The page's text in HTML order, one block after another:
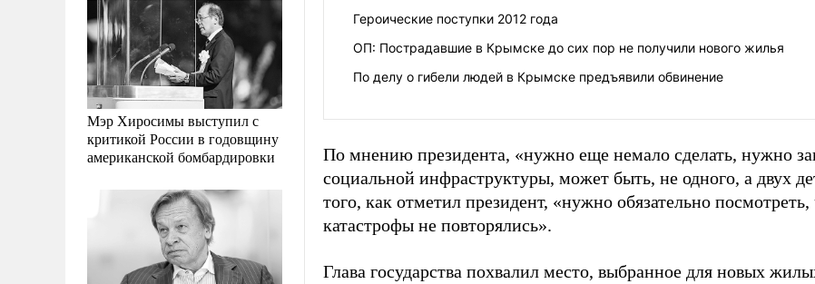
Мэр Хиросимы выступил с
критикой России в годовщину
американской бомбардировки
Героические поступки 2012 года
ОП: Пострадавшие в Крымске до сих пор не получили нового жилья
По делу о гибели людей в Крымске предъявили обвинение
По мнению президента, «нужно еще немало сделать, нужно
социальной инфраструктуры, может быть, не одного, а двух
того, как отметил президент, «нужно обязательно
катастрофы не повторялись».
Глава государства похвалил место, выбранное для новых